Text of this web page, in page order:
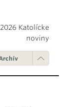
Katolícke
noviny